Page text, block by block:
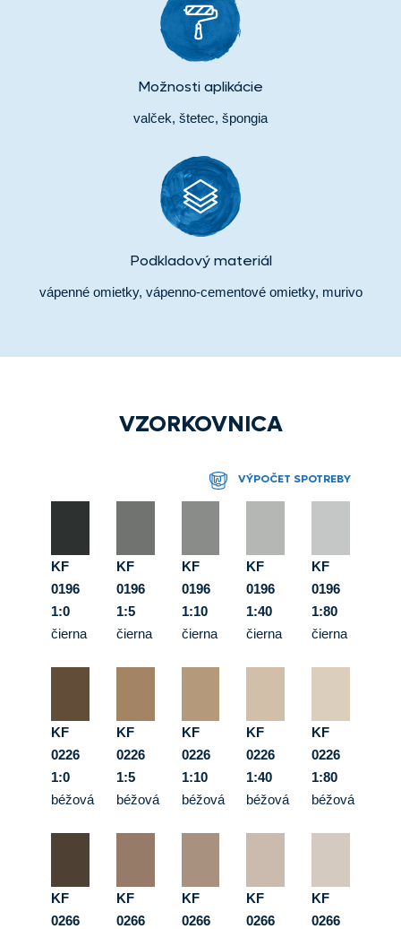
Možnosti aplikácie
valček, štetec, špongia
Podkladový materiál
vápenné omietky, vápenno-cementové omietky, murivo
VZORKOVNICA
VÝPOČET SPOTREBY
KF
0196
1:0
čierna
KF
0226
1:0
béžová
KF
0266
KF
0196
1:5
čierna
KF
0226
1:5
béžová
KF
0266
KF
0196
1:10
čierna
KF
0226
1:10
béžová
KF
0266
KF
0196
1:40
čierna
KF
0226
1:40
béžová
KF
0266
KF
0196
1:80
čierna
KF
0226
1:80
béžová
KF
0266